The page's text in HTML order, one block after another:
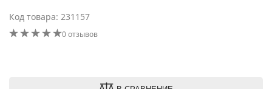
Код товара: 231157
0 отзывов